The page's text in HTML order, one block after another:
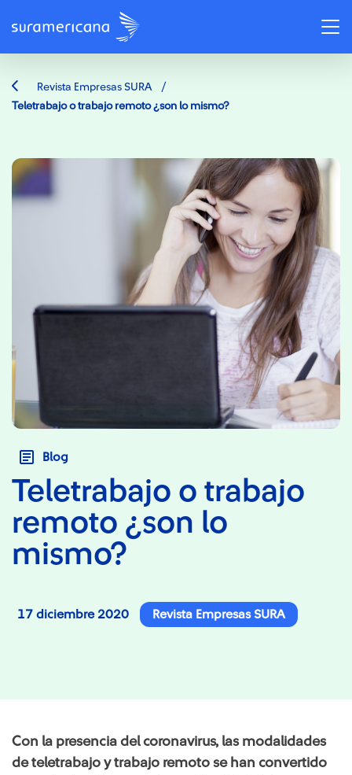
Revista Empresas SURA /
Teletrabajo o trabajo remoto ¿son lo mismo?
Blog
Teletrabajo o trabajo
remoto ¿son lo
mismo?
17 diciembre 2020 Revista Empresas SURA
Con la presencia del coronavirus, las modalidades
de teletrabajo y trabajo remoto se han convertido